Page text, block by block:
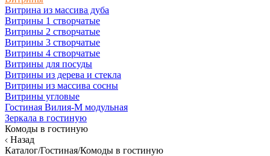
Витрина из массива дуба
Витрины 1 створчатые
Витрины 2 створчатые
Витрины 3 створчатые
Витрины 4 створчатые
Витрины для посуды
Витрины из дерева и стекла
Витрины из массива сосны
Витрины угловые
Гостиная Вилия-М модульная
Зеркала в гостиную
Комоды в гостиную
Назад
Каталог/Гостиная/Комоды в гостиную